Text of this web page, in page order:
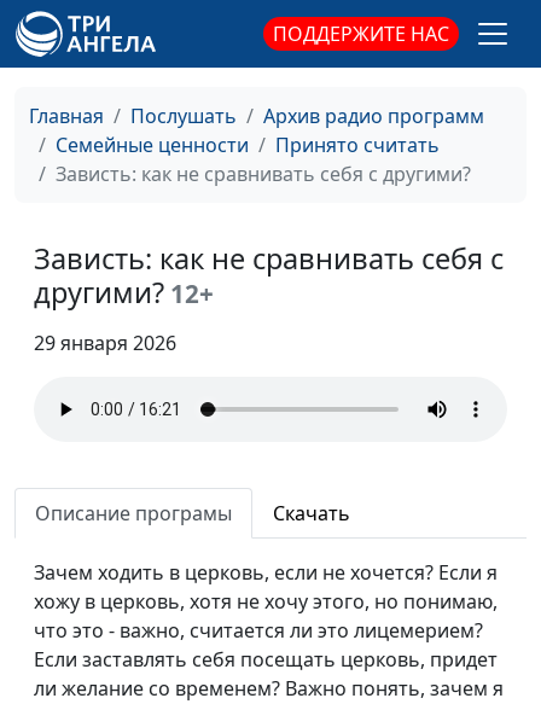
ПОДДЕРЖИТЕ НАС
Главная Послушать
Архив радио программ
Семейные ценности
Принято считать
Зависть: как не сравнивать себя с другими?
Зависть: как не сравнивать себя с
другими? 12+
29 января 2026
Описание програмы Скачать
Зачем ходить в церковь, если не хочется? Если я
хожу в церковь, хотя не хочу этого, но понимаю,
что это - важно, считается ли это лицемерием?
Если заставлять себя посещать церковь, придет
ли желание со временем? Важно понять, зачем я
Как справиться с
изменой в христианском
браке?
Мария Вачева,
психолог, магистр
консультирования и
психотерапии
психолог, магистр
Можно ли христианину
посещать
Мария Мараханова,
консультирования и
психотерапии
Порнозависимость с
точки зрения
христианства
Мария Вачева,
психолог, магистр
семейного